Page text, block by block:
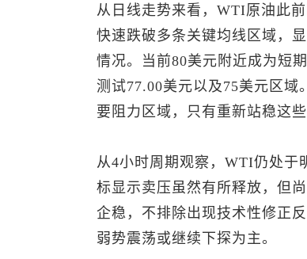
从日线走势来看，WTI原油此
快速跌破多条关键均线区域，
情况。当前80美元附近成为短
测试77.00美元以及75美元区
要阻力区域，只有重新站稳这
从4小时周期观察，WTI仍处于
标显示卖压虽然有所释放，但
企稳，不排除出现技术性修正
弱势震荡或继续下探为主。